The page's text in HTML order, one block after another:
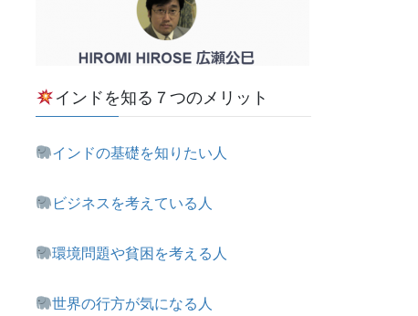
インドを知る７つのメリット
インドの基礎を知りたい人
ビジネスを考えている人
環境問題や貧困を考える人
世界の行方が気になる人